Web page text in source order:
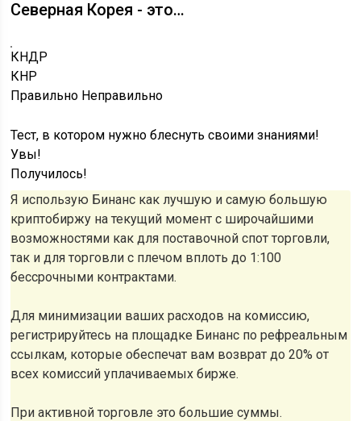
Северная Корея - это…
КНДР
КНР
Правильно Неправильно
Тест, в котором нужно блеснуть своими знаниями!
Увы!
Получилось!
Я использую Бинанс как лучшую и самую большую
криптобиржу на текущий момент с широчайшими
возможностями как для поставочной спот торговли,
так и для торговли с плечом вплоть до 1:100
бессрочными контрактами.
Для минимизации ваших расходов на комиссию,
регистрируйтесь на площадке Бинанс по рефреальным
ссылкам, которые обеспечат вам возврат до 20% от
всех комиссий уплачиваемых бирже.
При активной торговле это большие суммы.